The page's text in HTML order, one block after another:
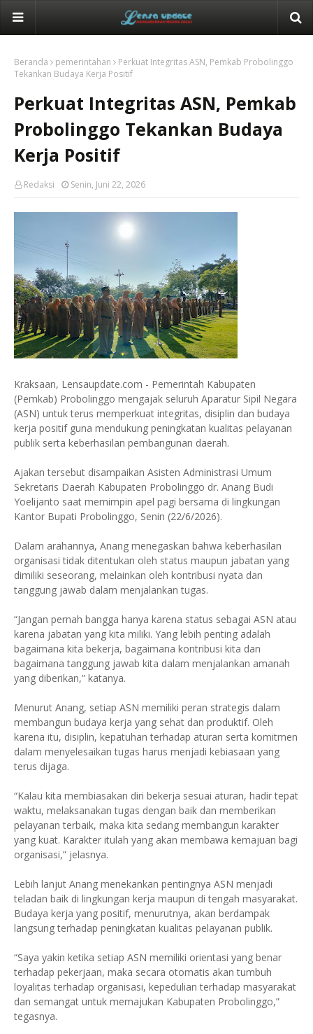
Beranda pemerintahan
Perkuat Integritas ASN, Pemkab Probolinggo
Tekankan Budaya Kerja Positif
Perkuat Integritas ASN, Pemkab
Probolinggo Tekankan Budaya
Kerja Positif
Redaksi Senin, Juni 22, 2026
Kraksaan, Lensaupdate.com - Pemerintah Kabupaten
(Pemkab) Probolinggo mengajak seluruh Aparatur Sipil Negara
(ASN) untuk terus memperkuat integritas, disiplin dan budaya
kerja positif guna mendukung peningkatan kualitas pelayanan
publik serta keberhasilan pembangunan daerah.
Ajakan tersebut disampaikan Asisten Administrasi Umum
Sekretaris Daerah Kabupaten Probolinggo dr. Anang Budi
Yoelijanto saat memimpin apel pagi bersama di lingkungan
Kantor Bupati Probolinggo, Senin (22/6/2026).
Dalam arahannya, Anang menegaskan bahwa keberhasilan
organisasi tidak ditentukan oleh status maupun jabatan yang
dimiliki seseorang, melainkan oleh kontribusi nyata dan
tanggung jawab dalam menjalankan tugas.
“Jangan pernah bangga hanya karena status sebagai ASN atau
karena jabatan yang kita miliki. Yang lebih penting adalah
bagaimana kita bekerja, bagaimana kontribusi kita dan
bagaimana tanggung jawab kita dalam menjalankan amanah
yang diberikan,” katanya.
Menurut Anang, setiap ASN memiliki peran strategis dalam
membangun budaya kerja yang sehat dan produktif. Oleh
karena itu, disiplin, kepatuhan terhadap aturan serta komitmen
dalam menyelesaikan tugas harus menjadi kebiasaan yang
terus dijaga.
“Kalau kita membiasakan diri bekerja sesuai aturan, hadir tepat
waktu, melaksanakan tugas dengan baik dan memberikan
pelayanan terbaik, maka kita sedang membangun karakter
yang kuat. Karakter itulah yang akan membawa kemajuan bagi
organisasi,” jelasnya.
Lebih lanjut Anang menekankan pentingnya ASN menjadi
teladan baik di lingkungan kerja maupun di tengah masyarakat.
Budaya kerja yang positif, menurutnya, akan berdampak
langsung terhadap peningkatan kualitas pelayanan publik.
“Saya yakin ketika setiap ASN memiliki orientasi yang benar
terhadap pekerjaan, maka secara otomatis akan tumbuh
loyalitas terhadap organisasi, kepedulian terhadap masyarakat
dan semangat untuk memajukan Kabupaten Probolinggo,”
tegasnya.